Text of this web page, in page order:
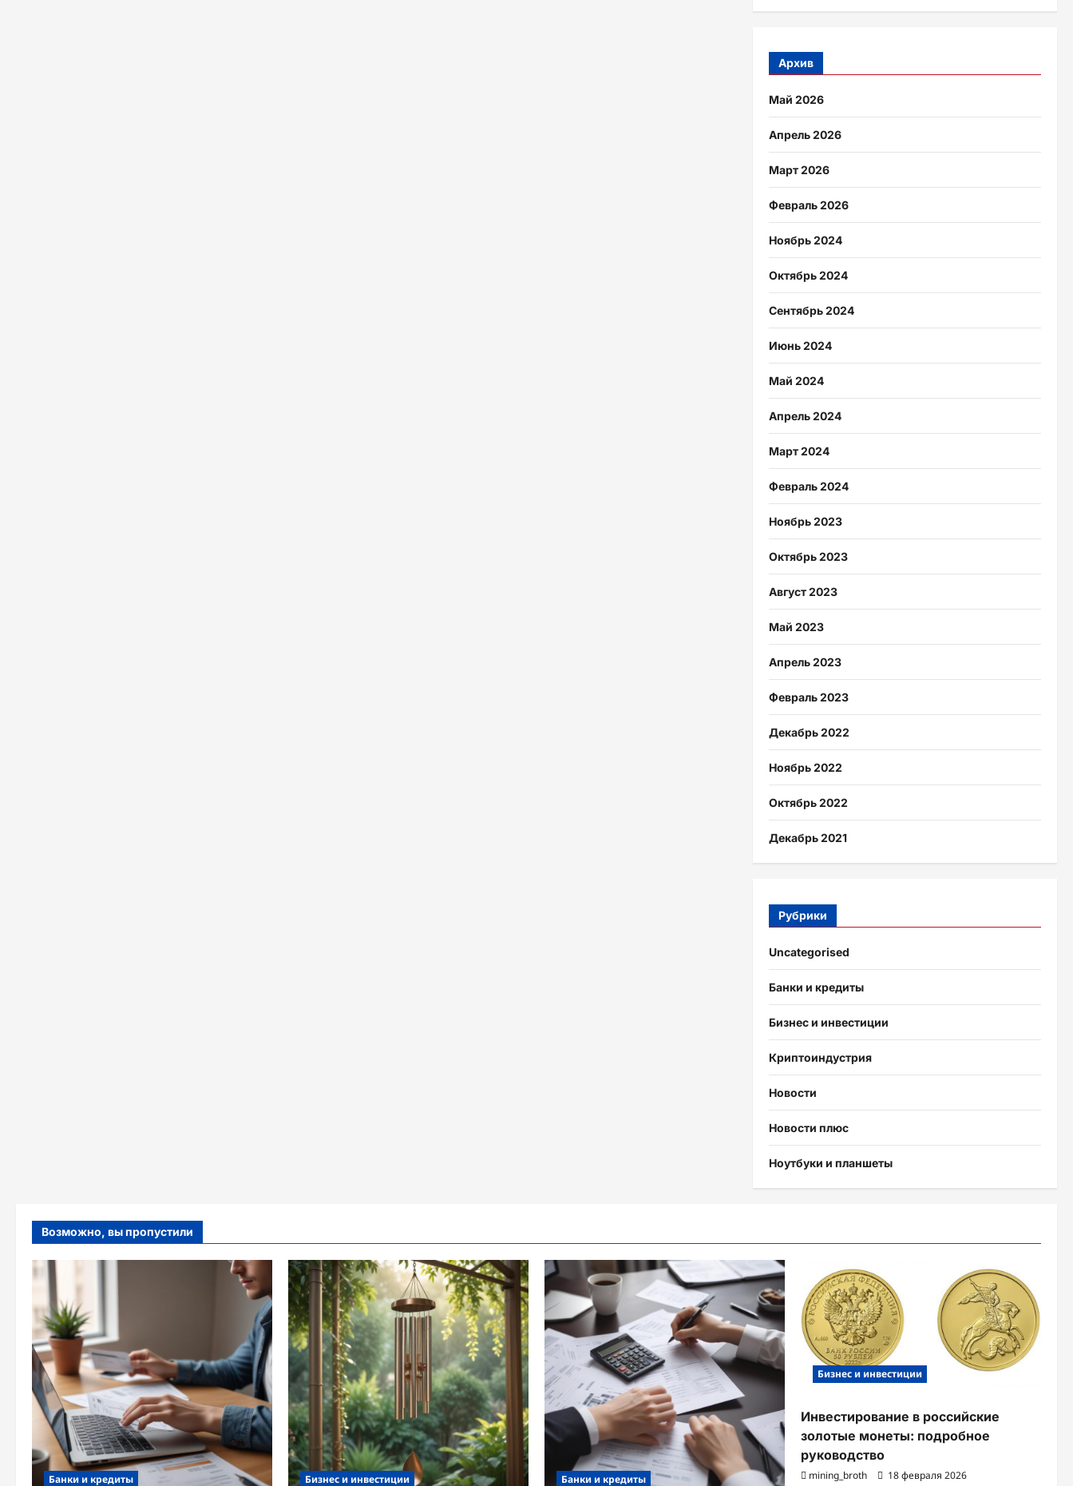
Архив
Май 2026
Апрель 2026
Март 2026
Февраль 2026
Ноябрь 2024
Октябрь 2024
Сентябрь 2024
Июнь 2024
Май 2024
Апрель 2024
Март 2024
Февраль 2024
Ноябрь 2023
Октябрь 2023
Август 2023
Май 2023
Апрель 2023
Февраль 2023
Декабрь 2022
Ноябрь 2022
Октябрь 2022
Декабрь 2021
Рубрики
Uncategorised
Банки и кредиты
Бизнес и инвестиции
Криптоиндустрия
Новости
Новости плюс
Ноутбуки и планшеты
Возможно, вы пропустили
Банки и кредиты Бизнес и инвестиции Банки и кредиты
Бизнес и инвестиции
Инвестирование в российские
золотые монеты: подробное
руководство
mining_broth 18 февраля 2026